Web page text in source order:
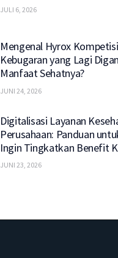
JULI 6, 2026
Mengenal Hyrox
Kebugaran yang Lagi
Manfaat Sehatnya?
JUNI 24, 2026
Digitalisasi Layanan
Perusahaan: Panduan
Ingin Tingkatkan Benefit
JUNI 23, 2026